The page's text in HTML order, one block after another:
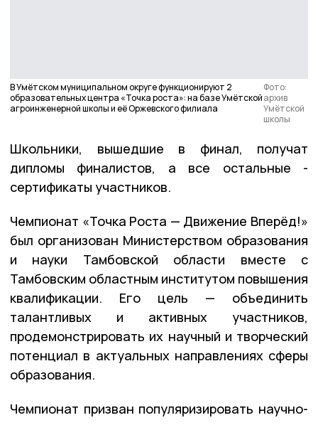
В Умётском муниципальном округе функционируют 2
образовательных центра «Точка роста»: на базе Умётской
агроинженерной школы и её Оржевского филиала
Фото:
архив
Умётской
школы
Школьники, вышедшие в финал, получат
дипломы финалистов, а все остальные -
сертификаты участников.
Чемпионат «Точка Роста — Движение Вперёд!»
был организован Министерством образования
и науки Тамбовской области вместе с
Тамбовским областным институтом повышения
квалификации. Его цель — объединить
талантливых и активных участников,
продемонстрировать их научный и творческий
потенциал в актуальных направлениях сферы
образования.
Чемпионат призван популяризировать научно-